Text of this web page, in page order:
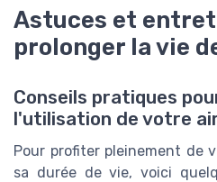
Astuces et
prolonger la vie
Conseils pratiques
l'utilisation de votre
Pour profiter pleinement de
sa durée de vie, voici